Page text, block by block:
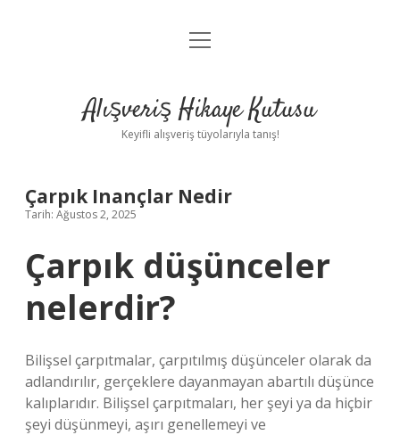
Anasayfa
Yasal Uyarı
menüyü
Alışveriş Hikaye Kutusu
Keyifli alışveriş tüyolarıyla tanış!
Çarpık Inançlar Nedir
Tarih: Ağustos 2, 2025
Çarpık düşünceler
nelerdir?
Bilişsel çarpıtmalar, çarpıtılmış düşünceler olarak da
adlandırılır, gerçeklere dayanmayan abartılı düşünce
kalıplarıdır. Bilişsel çarpıtmaları, her şeyi ya da hiçbir
şeyi düşünmeyi, aşırı genellemeyi ve